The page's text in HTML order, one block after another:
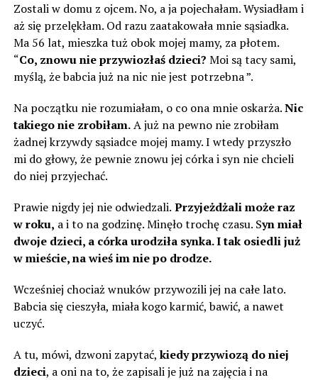
Zostali w domu z ojcem. No, a ja pojechałam. Wysiadłam i
aż się przelękłam. Od razu zaatakowała mnie sąsiadka.
Ma 56 lat, mieszka tuż obok mojej mamy, za płotem.
“Co, znowu nie przywiozłaś dzieci? Moi są tacy sami,
myślą, że babcia już na nic nie jest potrzebna ”.
Na początku nie rozumiałam, o co ona mnie oskarża.Nic
takiego nie zrobiłam.A już na pewno nie zrobiłam
żadnej krzywdy sąsiadce mojej mamy. I wtedy przyszło
mi do głowy, że pewnie znowu jej córka i syn nie chcieli
do niej przyjechać.
Prawie nigdy jej nie odwiedzali. Przyjeżdżali może raz
w roku, a i to na godzinę. Minęło trochę czasu. Syn miał
dwoje dzieci, a córka urodziła synka. I tak osiedli już
w mieście, na wieś im nie po drodze.
Wcześniej chociaż wnuków przywozili jej na całe lato.
Babcia się cieszyła, miała kogo karmić, bawić, a nawet
uczyć.
A tu, mówi, dzwoni zapytać,kiedy przywiozą do niej
dzieci, a oni na to, że zapisali je już na zajęcia i na